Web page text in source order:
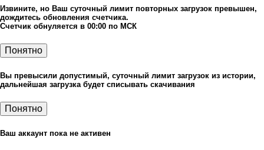
Извините, но Ваш суточный лимит повторных загрузок превышен,
дождитесь обновления счетчика.
Счетчик обнуляется в 00:00 по МСК
Понятно
Вы превысили допустимый, суточный лимит загрузок из истории,
дальнейшая загрузка будет списывать скачивания
Понятно
Ваш аккаунт пока не активен